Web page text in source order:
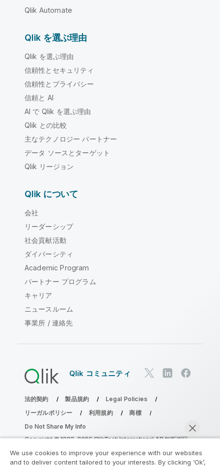
Qlik Automate
Qlik を選ぶ理由
Qlik を選ぶ理由
信頼性とセキュリティ
信頼性とプライバシー
信頼と AI
AI で Qlik を選ぶ理由
Qlik との比較
主なテクノロジー パートナー
データ ソースとターゲット
Qlik リージョン
Qlik について
会社
リーダーシップ
社会貢献活動
ダイバーシティ
Academic Program
パートナー プログラム
キャリア
ニュースルーム
事業所 / 連絡先
Qlik コミュニティ
法的契約 製品規約
Legal Policies
リーガルポリシー
利用規約
商標
Do Not Share My Info
Copyright © 1993-2026 QlikTech International AB.無断複写・
We use cookies to improve your experience with our websites
and to deliver content tailored to your interests. By clicking ‘Ok’,